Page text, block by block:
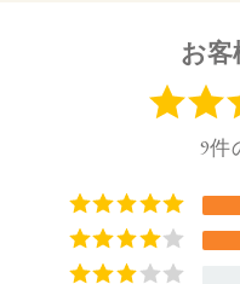
店舗でお問い合わせの際
【店舗発売日】
CosmeKitchen 2024/12/6
お